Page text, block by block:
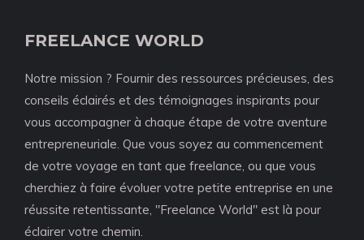
FREELANCE WORLD
Notre mission ? Fournir des ressources précieuses, des
conseils éclairés et des témoignages inspirants pour
vous accompagner à chaque étape de votre aventure
entrepreneuriale. Que vous soyez au commencement
de votre voyage en tant que freelance, ou que vous
cherchiez à faire évoluer votre petite entreprise en une
réussite retentissante, "Freelance World" est là pour
éclairer votre chemin.